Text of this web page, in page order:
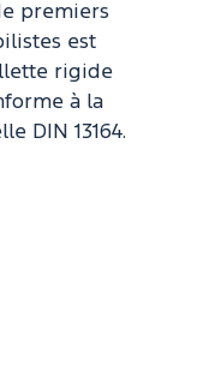
premiers
est
rigide
à la
DIN 13164.